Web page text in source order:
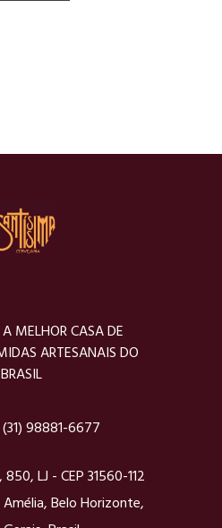
MELHOR CASA DE
ARTESANAIS DO
BRASIL
(31) 98881-6677
LJ - CEP 31560-112
Belo Horizonte,